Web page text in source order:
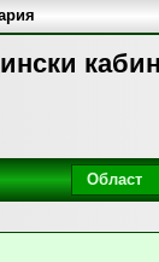
Област